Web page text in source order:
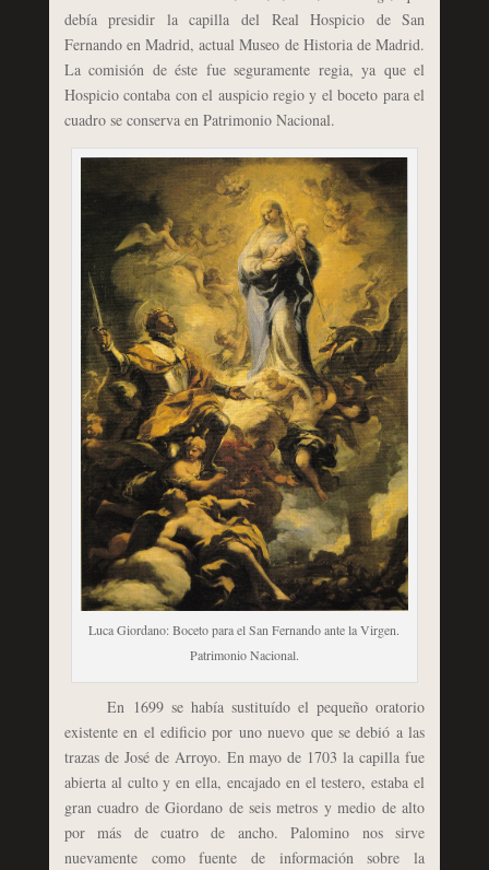
debía presidir la capilla del Real Hospicio de San
Fernando en Madrid, actual Museo de Historia de Madrid.
La comisión de éste fue seguramente regia, ya que el
Hospicio contaba con el auspicio regio y el boceto para el
cuadro se conserva en Patrimonio Nacional.
Luca Giordano: Boceto para el San Fernando ante la Virgen.
Patrimonio Nacional.
En 1699 se había sustituído el pequeño oratorio
existente en el edificio por uno nuevo que se debió a las
trazas de José de Arroyo. En mayo de 1703 la capilla fue
abierta al culto y en ella, encajado en el testero, estaba el
gran cuadro de Giordano de seis metros y medio de alto
por más de cuatro de ancho. Palomino nos sirve
nuevamente como fuente de información sobre la